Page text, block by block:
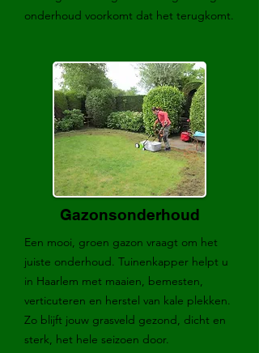
onderhoud voorkomt dat het terugkomt.
Gazonsonderhoud
Een mooi, groen gazon vraagt om het
juiste onderhoud. Tuinenkapper helpt u
in Haarlem met maaien, bemesten,
verticuteren en herstel van kale plekken.
Zo blijft jouw grasveld gezond, dicht en
sterk, het hele seizoen door.